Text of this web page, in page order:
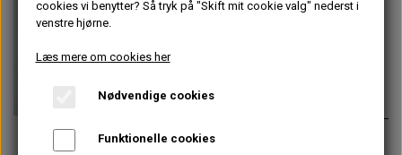
TEKNISK DATA
VANDPOLERINGPå lager
Varenummer: FPQ10001
Passer til rundnæset mini (IKKE
cookies vi benytter? Så tryk på "Skift mit cookie valg" nederst i
venstre hjørne.
Læs mere om cookies her
Nødvendige cookies
Funktionelle cookies